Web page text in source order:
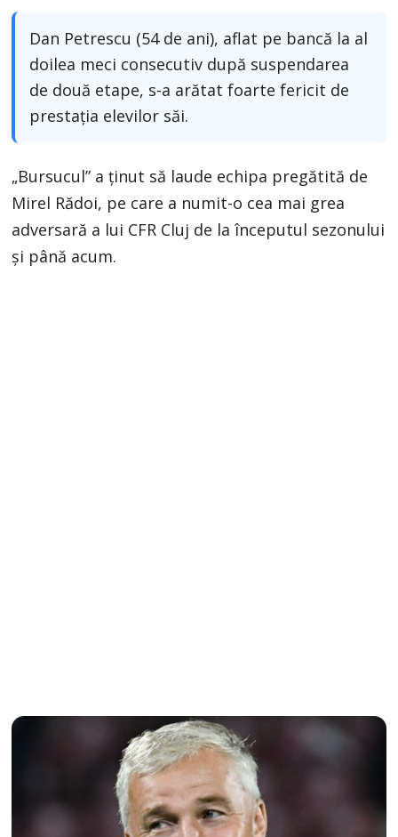
Dan Petrescu (54 de ani), aflat pe bancă la al
doilea meci consecutiv după suspendarea
de două etape, s-a arătat foarte fericit de
prestația elevilor săi.
„Bursucul” a ținut să laude echipa pregătită de
Mirel Rădoi, pe care a numit-o cea mai grea
adversară a lui CFR Cluj de la începutul sezonului
și până acum.